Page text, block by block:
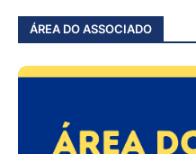
ÁREA DO ASSOCIADO